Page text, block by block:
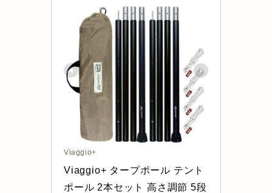
Viaggio+
Viaggio+ タープポール テント
ポール 2本セット 高さ調節 5段